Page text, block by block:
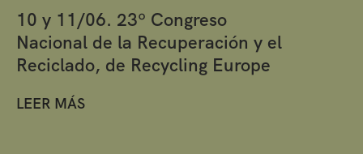
10 y 11/06. 23º Congreso
Nacional de la Recuperación y el
Reciclado, de Recycling Europe
LEER MÁS